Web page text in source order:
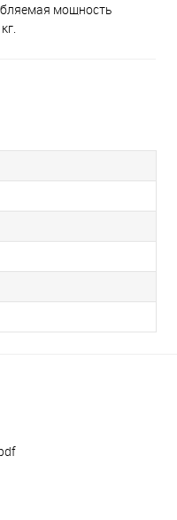
мощность